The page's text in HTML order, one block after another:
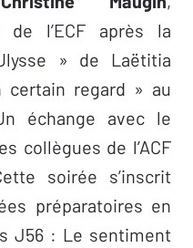
de l’ECF après la
» de Laëtitia
certain regard » au
échange avec le
collègues de l’ACF
soirée s’inscrit
préparatoires en
J56 : Le sentiment